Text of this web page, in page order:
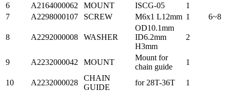
6
A2164000062 MOUNT ISCG-05
1
7
A2298000107 SCREW M6x1 L12mm 1 6~8
8 A2292000008 WASHER
OD10.1mm
ID6.2mm
H3mm
2
9 A2232000042 MOUNT
Mount for
chain guide
1
10 A2232000028
CHAIN
GUIDE
for 28T-36T 1